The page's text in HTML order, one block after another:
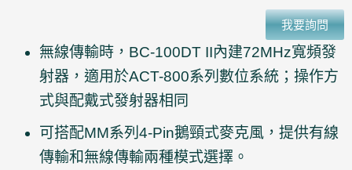
我要詢問
無線傳輸時，BC-100DT II內建72MHz寬頻發
射器，適用於ACT-800系列數位系統；操作方
式與配戴式發射器相同
可搭配MM系列4-Pin鵝頸式麥克風，提供有線
傳輸和無線傳輸兩種模式選擇。